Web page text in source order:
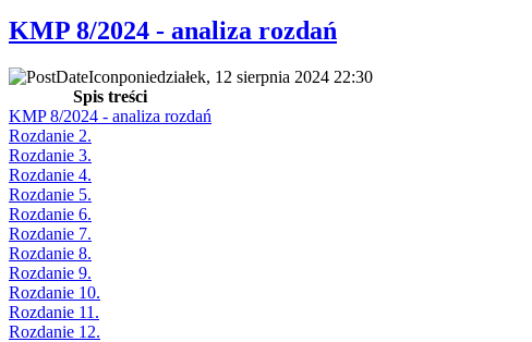
KMP 8/2024 - analiza rozdań
poniedziałek, 12 sierpnia 2024 22:30
Spis treści
KMP 8/2024 - analiza rozdań
Rozdanie 2.
Rozdanie 3.
Rozdanie 4.
Rozdanie 5.
Rozdanie 6.
Rozdanie 7.
Rozdanie 8.
Rozdanie 9.
Rozdanie 10.
Rozdanie 11.
Rozdanie 12.